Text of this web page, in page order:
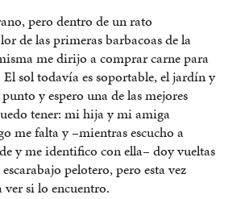
pero dentro de un rato
de las primeras barbacoas de la
me dirijo a comprar carne para
sol todavía es soportable, el jardín y
y espero una de las mejores
tener: mi hija y mi amiga
me falta y –mientras escucho a
y me identifico con ella– doy vueltas
pelotero, pero esta vez
si lo encuentro.